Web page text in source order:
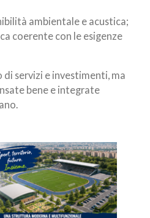
ambientale e acustica;
coerente con le esigenze
di servizi e investimenti, ma
bene e integrate